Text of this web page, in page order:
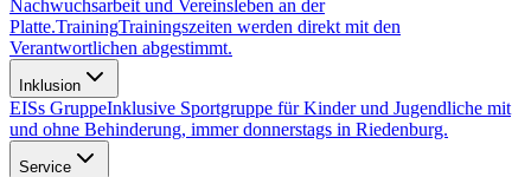
Nachwuchsarbeit und Vereinsleben an der
Platte.TrainingTrainingszeiten werden direkt mit den
Verantwortlichen abgestimmt.
Inklusion
EISs GruppeInklusive Sportgruppe für Kinder und Jugendliche mit
und ohne Behinderung, immer donnerstags in Riedenburg.
Service